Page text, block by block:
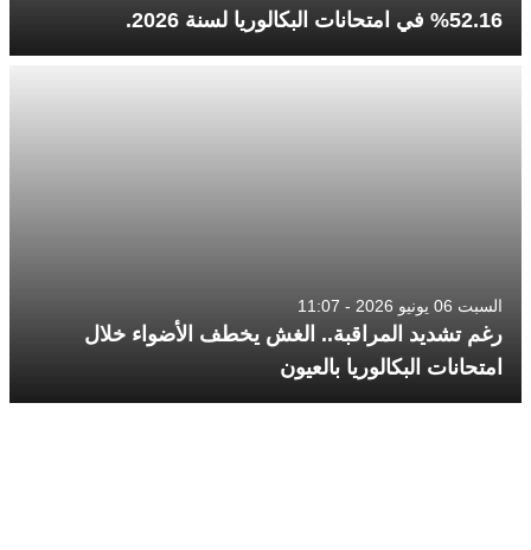
52.16% في امتحانات البكالوريا لسنة 2026.
السبت 06 يونيو 2026 - 11:07
رغم تشديد المراقبة.. الغش يخطف الأضواء خلال
امتحانات البكالوريا بالعيون